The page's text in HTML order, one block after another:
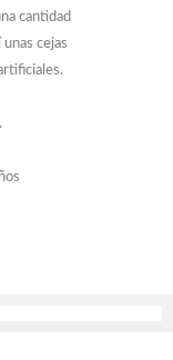
cantidad
cejas